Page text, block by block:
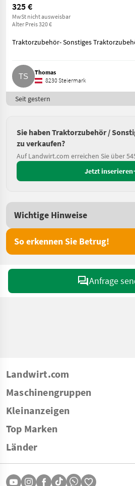
325 €
MwSt nicht ausweisbar
Alter Preis 320 €
Traktorzubehör- Sonstiges
Thomas
8230 Steiermark
Seit gestern
Sie haben Traktorzubehör /
zu verkaufen?
Auf Landwirt.com erreichen Sie über
Jetzt inserieren
Wichtige Hinweise
So erkennen Sie Betrug!
Anfrage
Landwirt.com
Maschinengruppen
Kleinanzeigen
Top Marken
Länder